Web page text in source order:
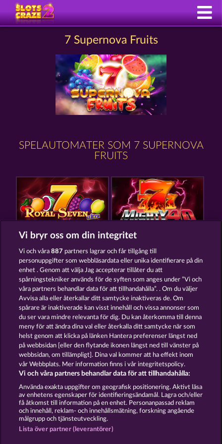
7 Supernova Fruits
SPELAUTOMATER SOM 7 SUPERNOVA
FRUITS
ROYAL SEVEN ULTRA MIGHTY 40
FRUITS & WILDS 2 40 THIEVES
Användarvillkor Sekretesspolicy Avtryck
Om Företaget FAQ Facebook
Skicka in en begäran om att ångra köpet
Vi bryr oss om din integritet
Vi och våra887 partners lagrar och får tillgång till
personuppgifter som webbläsardata eller unika identifierare på din
enhet . Genom att välja Jag accepterar tillåter du att
spårningstekniker används för de syften som anges under ”Vi och
våra partners behandlar data för att tillhandahålla”. . Om du väljer
Avvisa alla eller återkallar ditt samtycke inaktiveras de. Om
spårare är inaktiverade kan visst innehåll och vissa annonser som
du ser vara mindre relevanta för dig. Du kan återkomma till denna
meny för att ändra dina val eller återkalla ditt samtycke när som
helst genom att klicka på länken Hantera preferenser längst ned
på webbsidan [eller den flytande ikonen längst ned till vänster på
webbsidan, om tillämpligt]. Dina val kommer att ha effekt inom
vår Webbplats. Mer information finns i vår integritetspolicy.
Vi och våra partners behandlar data för att tillhandahålla:
Använda exakta uppgifter om geografisk positionering. Aktivt läsa
av enhetens egenskaper för identifieringsändamål. Lagra och/eller
få åtkomst till information på en enhet. Personanpassad reklam
och innehåll, reklam- och innehållsmätning, forskning angående
målgrupp och tjänsteutveckling.
Lista över partner (leverantörer)